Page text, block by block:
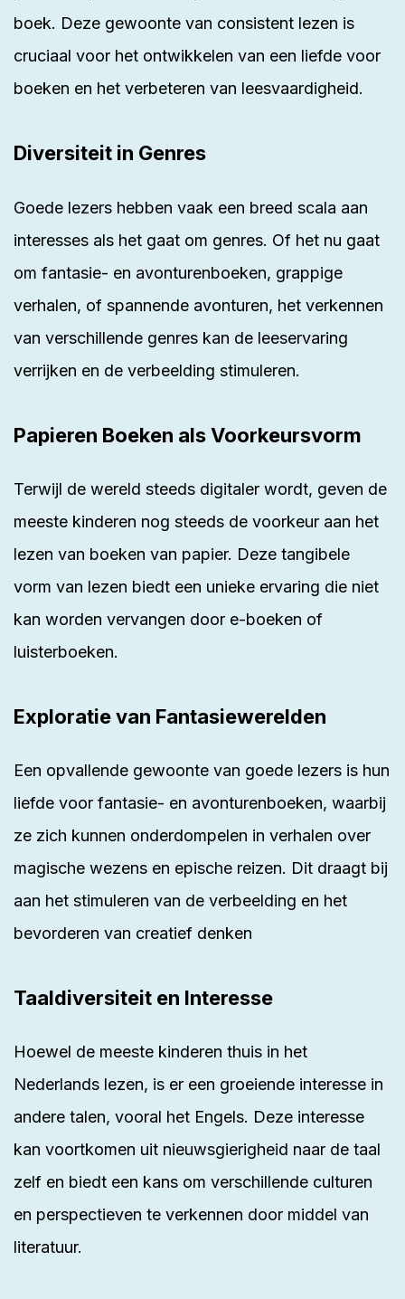
boek. Deze gewoonte van consistent lezen is
cruciaal voor het ontwikkelen van een liefde voor
boeken en het verbeteren van leesvaardigheid.
Diversiteit in Genres
Goede lezers hebben vaak een breed scala aan
interesses als het gaat om genres. Of het nu gaat
om fantasie- en avonturenboeken, grappige
verhalen, of spannende avonturen, het verkennen
van verschillende genres kan de leeservaring
verrijken en de verbeelding stimuleren.
Papieren Boeken als Voorkeursvorm
Terwijl de wereld steeds digitaler wordt, geven de
meeste kinderen nog steeds de voorkeur aan het
lezen van boeken van papier. Deze tangibele
vorm van lezen biedt een unieke ervaring die niet
kan worden vervangen door e-boeken of
luisterboeken.
Exploratie van Fantasiewerelden
Een opvallende gewoonte van goede lezers is hun
liefde voor fantasie- en avonturenboeken, waarbij
ze zich kunnen onderdompelen in verhalen over
magische wezens en epische reizen. Dit draagt bij
aan het stimuleren van de verbeelding en het
bevorderen van creatief denken
Taaldiversiteit en Interesse
Hoewel de meeste kinderen thuis in het
Nederlands lezen, is er een groeiende interesse in
andere talen, vooral het Engels. Deze interesse
kan voortkomen uit nieuwsgierigheid naar de taal
zelf en biedt een kans om verschillende culturen
en perspectieven te verkennen door middel van
literatuur.